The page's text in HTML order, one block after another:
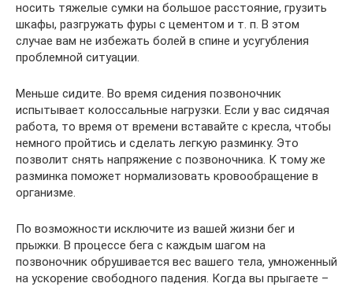
носить тяжелые сумки на большое расстояние, грузить
шкафы, разгружать фуры с цементом и т. п. В этом
случае вам не избежать болей в спине и усугубления
проблемной ситуации.
Меньше сидите. Во время сидения позвоночник
испытывает колоссальные нагрузки. Если у вас сидячая
работа, то время от времени вставайте с кресла, чтобы
немного пройтись и сделать легкую разминку. Это
позволит снять напряжение с позвоночника. К тому же
разминка поможет нормализовать кровообращение в
организме.
По возможности исключите из вашей жизни бег и
прыжки. В процессе бега с каждым шагом на
позвоночник обрушивается вес вашего тела, умноженный
на ускорение свободного падения. Когда вы прыгаете –